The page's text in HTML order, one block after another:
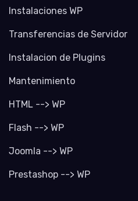
Instalaciones WP
Transferencias de Servidor
Instalacion de Plugins
Mantenimiento
HTML --> WP
Flash --> WP
Joomla --> WP
Prestashop --> WP